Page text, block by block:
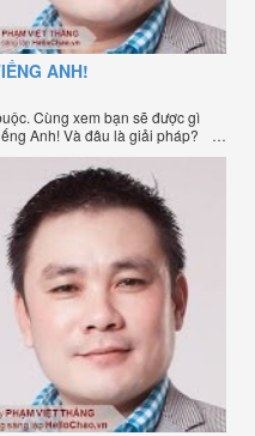
ANH!
Cùng xem bạn sẽ được gì
Anh! Và đâu là giải pháp?